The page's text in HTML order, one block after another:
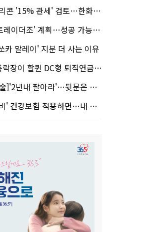
관세' 검토…한화큐셀·OCI 영향은?
더조' 계획…성공 가능성은 '글쎄'
카 말레이' 지분 더 사는 이유
할퀸 DC형 퇴직연금…전문가 조언은
년내 팔아라'…뒷문은 열었다
보험 적용하면…내 간병보험은?